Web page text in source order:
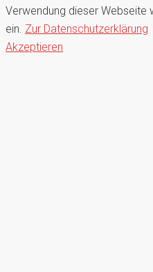
Verwendung dieser Webseite
ein. Zur Datenschutzerklärung
Akzeptieren